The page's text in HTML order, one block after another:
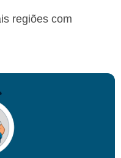
regiões com